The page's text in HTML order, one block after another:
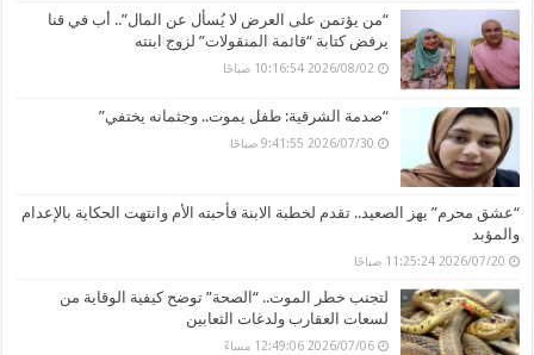
“من يؤتمن على العرض لا يُسأل عن المال”.. أب في قنا
يرفض كتابة “قائمة المنقولات” لزوج ابنته
2026/08/02 10:16:54 صباحًا
“صدمة الشرقية: طفل يموت.. وجثمانه يختفي”
2026/07/30 9:41:55 صباحًا
“عشق محرم” يهز الصعيد.. تقدم لخطبة الابنة فأحبته الأم وانتهت الحكاية بالإعدام
والمؤبد
2026/07/20 11:25:24 صباحًا
لتجنب خطر الموت.. “الصحة” توضح كيفية الوقاية من
لسعات العقارب ولدغات الثعابين
2026/07/06 12:49:06 مساءً